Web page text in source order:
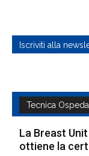
Iscriviti alla
Tecnica
La Breast
ottiene la